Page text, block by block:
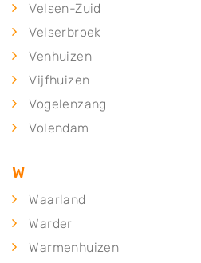
Velsen-Zuid
Velserbroek
Venhuizen
Vijfhuizen
Vogelenzang
Volendam
W
Waarland
Warder
Warmenhuizen